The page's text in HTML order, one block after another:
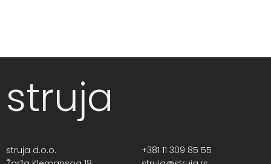
struja
struja d.o.o.
+381 11 309 85 55